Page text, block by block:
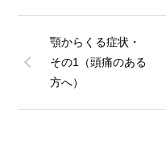
顎からくる症状・
その1（頭痛のある
方へ）